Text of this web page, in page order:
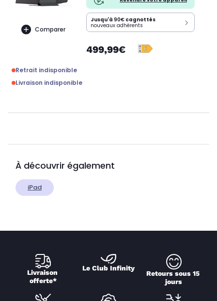
Comparer
Jusqu'à 90€ cagnottés
nouveaux adhérents
499,99€
Retrait indisponible
Livraison indisponible
À découvrir également
iPad
Livraison
offerte*
Le Club Infinity
Retours sous 15
jours